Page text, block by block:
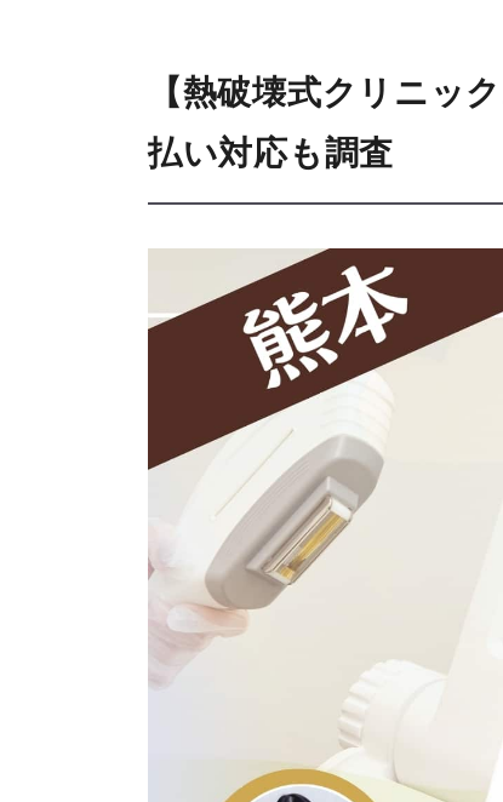
【熱破壊式クリニッ
払い対応も調査